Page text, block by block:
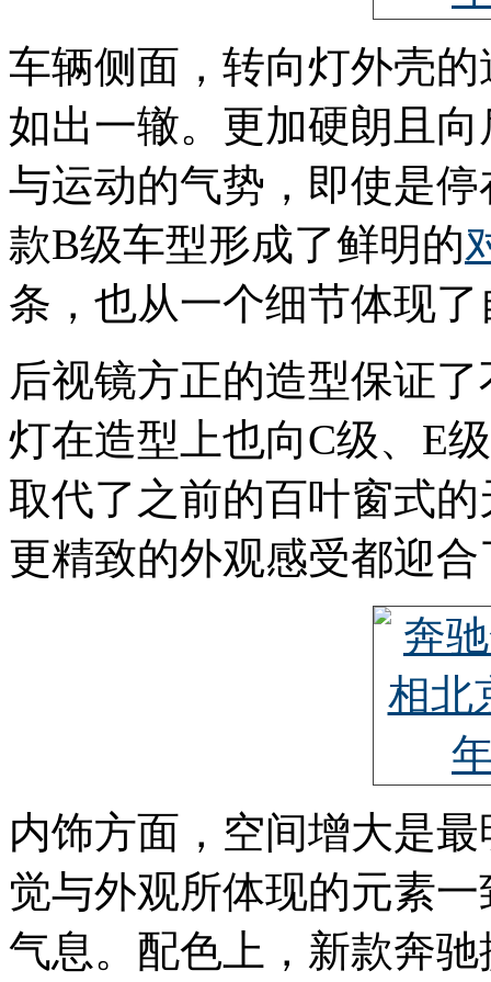
车辆侧面，转向灯外壳
如出一辙。更加硬朗且
与运动的气势，即使是
款B级车型形成了鲜明的
条，也从一个细节体现
后视镜方正的造型保证
灯在造型上也向C级、E
取代了之前的百叶窗式
更精致的外观感受都迎
内饰方面，空间增大是
觉与外观所体现的元素
气息。配色上，新款奔